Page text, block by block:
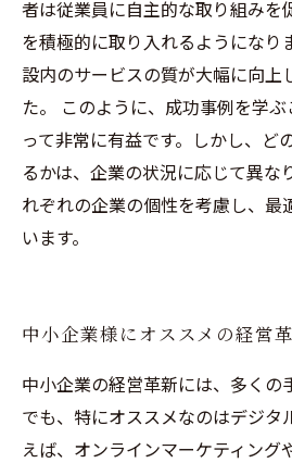
者は従業員に自主的な取り組みを
を積極的に取り入れるようになり
設内のサービスの質が大幅に向上
た。 このように、成功事例を学
って非常に有益です。しかし、ど
るかは、企業の状況に応じて異な
れぞれの企業の個性を考慮し、最
います。
中小企業様にオススメの経営
中小企業の経営革新には、多くの
でも、特にオススメなのはデジタ
えば、オンラインマーケティング